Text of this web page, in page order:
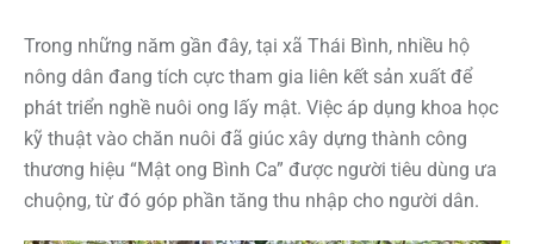
Trong những năm gần đây, tại xã Thái Bình, nhiều hộ
nông dân đang tích cực tham gia liên kết sản xuất để
phát triển nghề nuôi ong lấy mật. Việc áp dụng khoa học
kỹ thuật vào chăn nuôi đã giúc xây dựng thành công
thương hiệu “Mật ong Bình Ca” được người tiêu dùng ưa
chuộng, từ đó góp phần tăng thu nhập cho người dân.